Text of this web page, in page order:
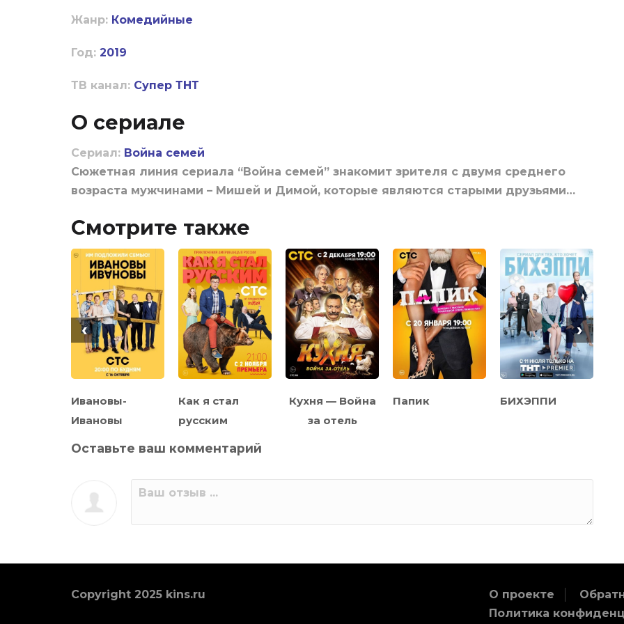
Жанр: Комедийные
Год: 2019
ТВ канал: Супер ТНТ
О сериале
Сериал: Война семей
Сюжетная линия сериала “Война семей” знакомит зрителя с двумя среднего
возраста мужчинами – Мишей и Димой, которые являются старыми друзьями…
Смотрите также
Ивановы-
Ивановы
Как я стал
русским
Кухня — Война
за отель
Папик БИХЭППИ
‹ ›
Оставьте ваш комментарий
Copyright 2025 kins.ru О проекте
Политика